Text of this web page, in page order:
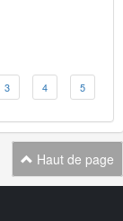
3 4 5
Haut de page